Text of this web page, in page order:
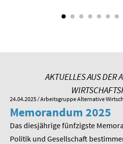
SOMMERSCHULE 2012
SOMMERSCHULE 2009
SOMMERSCHULE 2008
SOMMERSCHULE 2007
AKTUELLES AUS DER
24.04.2025 / Arbeitsgruppe Alternative
Memorandum 2025
Das diesjährige fünfzigste
Politik und Gesellschaft